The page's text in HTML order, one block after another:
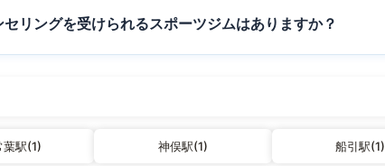
リングを受けられるスポーツジムはありますか？
葉駅(1) 神俣駅(1) 船引駅(1)